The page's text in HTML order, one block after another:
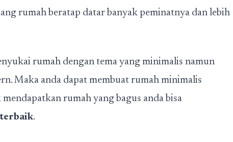
rumah beratap datar banyak peminatnya dan lebih
rumah dengan tema yang minimalis namun
Maka anda dapat membuat rumah minimalis
rumah yang bagus anda bisa
.